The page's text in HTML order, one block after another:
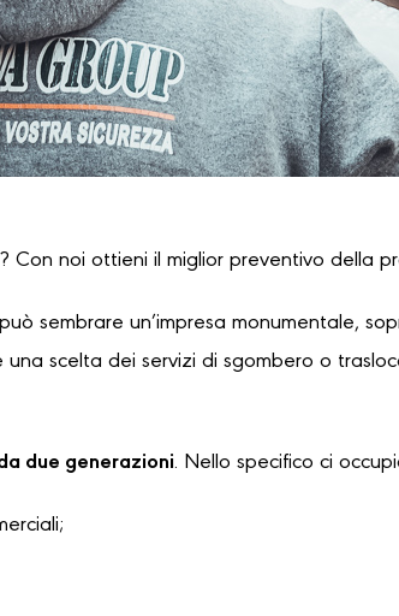
Con noi ottieni il miglior preventivo della
sembrare un’impresa monumentale,
scelta dei servizi di sgombero o
due generazioni. Nello specifico ci